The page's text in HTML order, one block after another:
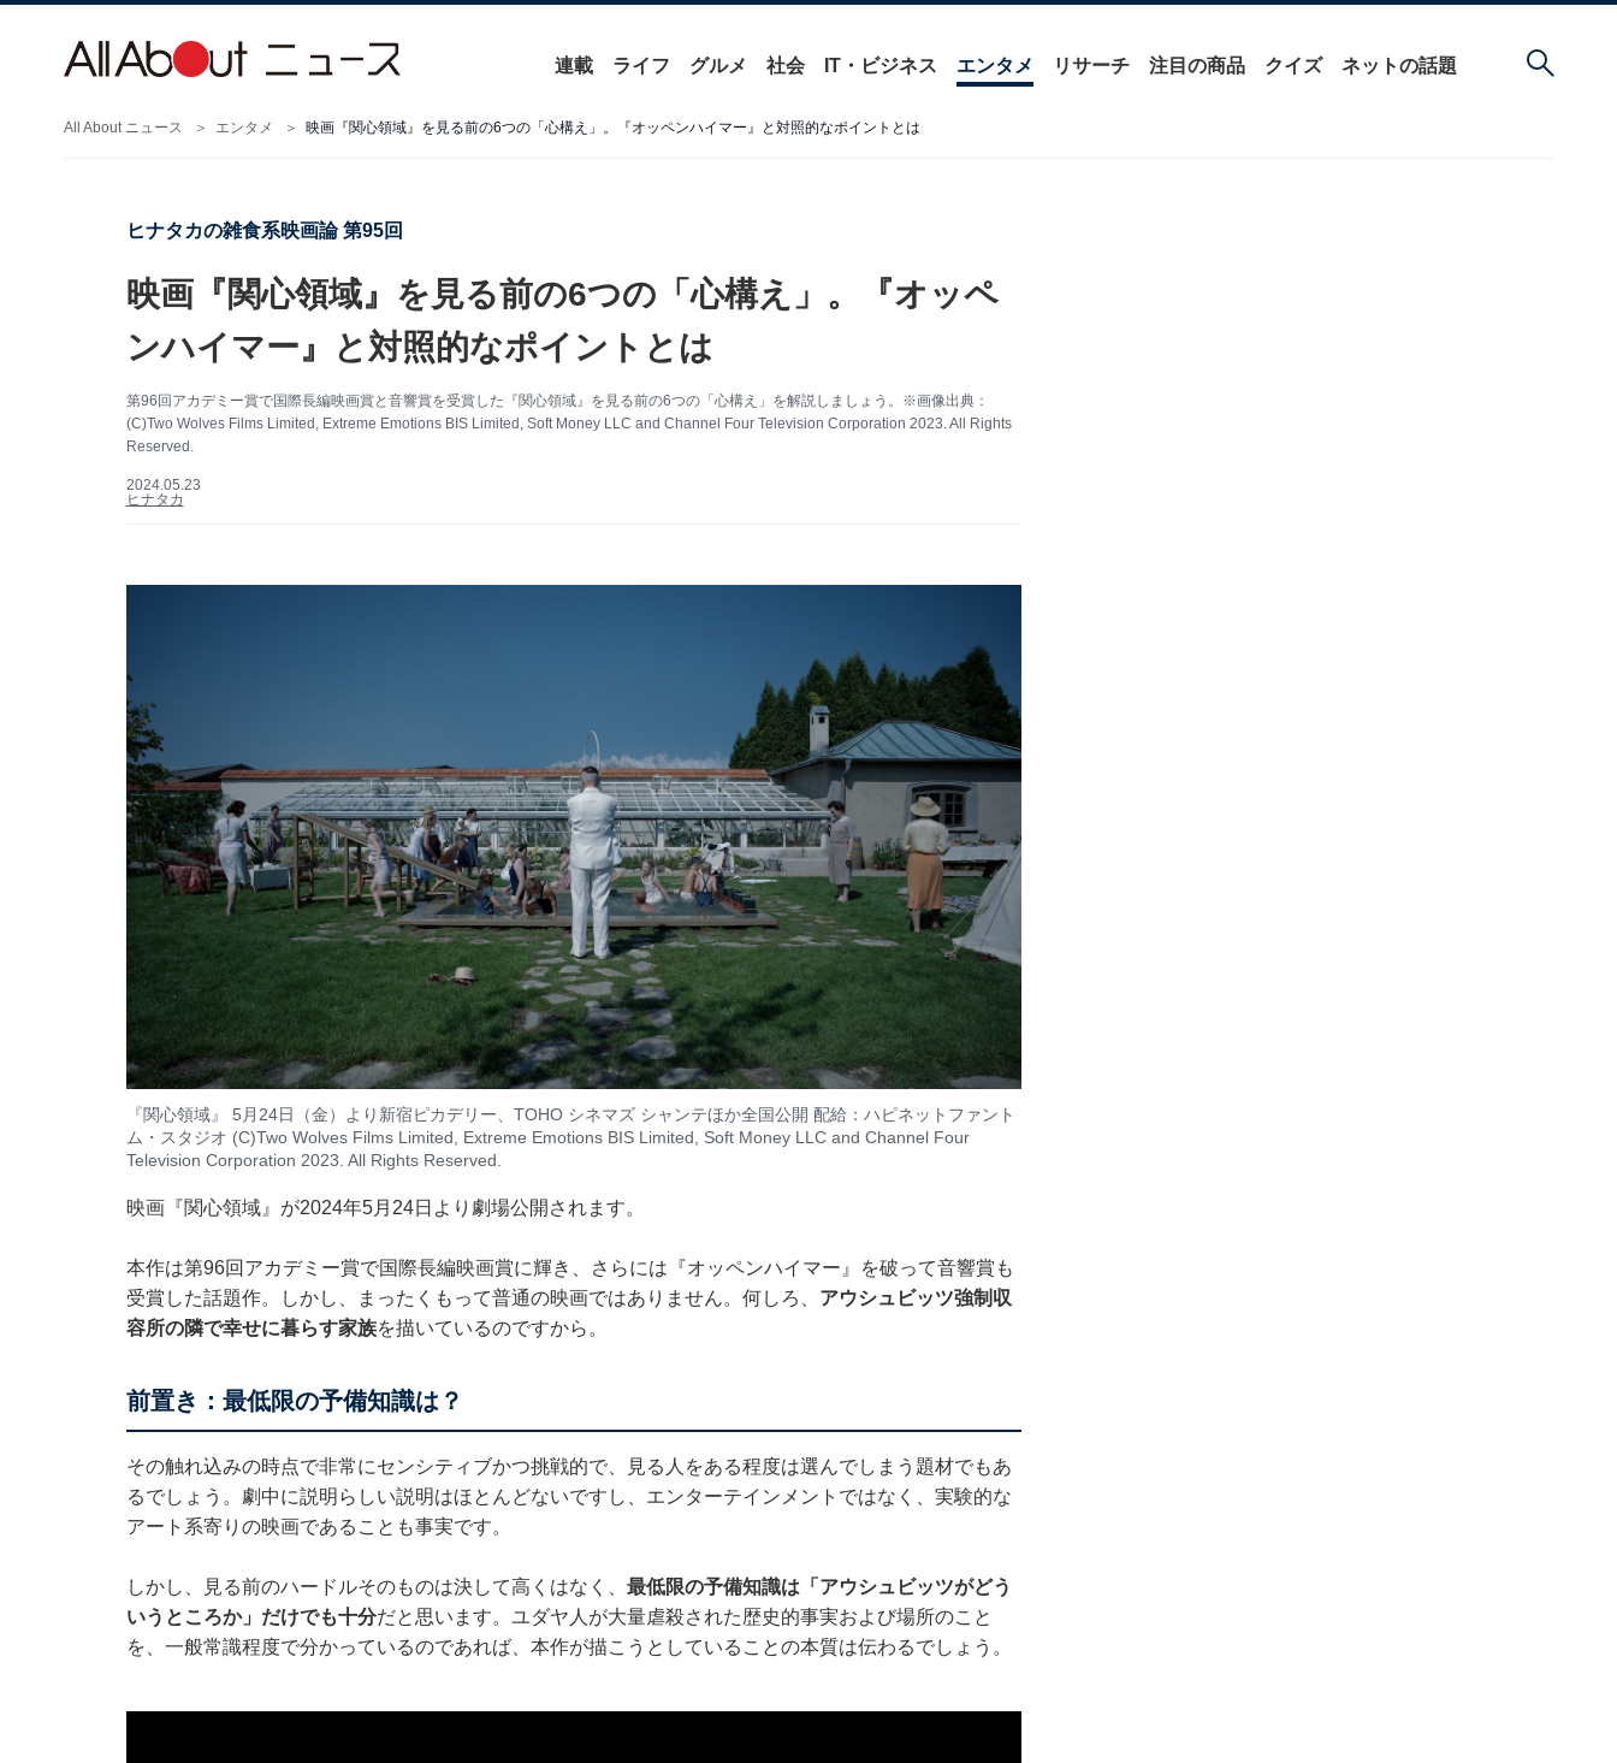
連載 ライフ グルメ 社会 IT・ビジネス エンタメ リサーチ 注目の商品 クイズ ネットの話題
All About ニュース エンタメ 映画『関心領域』を見る前の6つの「心構え」。『オッペンハイマー』と対照的なポイントとは
ヒナタカの雑食系映画論 第95回
映画『関心領域』を見る前の6つの「心構え」。『オッペ
ンハイマー』と対照的なポイントとは
第96回アカデミー賞で国際長編映画賞と音響賞を受賞した『関心領域』を見る前の6つの「心構え」を解説しましょう。※画像出典：
(C)Two Wolves Films Limited, Extreme Emotions BIS Limited, Soft Money LLC and Channel Four Television Corporation 2023. All Rights
Reserved.
2024.05.23
ヒナタカ
『関心領域』 5月24日（金）より新宿ピカデリー、TOHO シネマズ シャンテほか全国公開 配給：ハピネットファント
ム・スタジオ (C)Two Wolves Films Limited, Extreme Emotions BIS Limited, Soft Money LLC and Channel Four
Television Corporation 2023. All Rights Reserved.
映画『関心領域』が2024年5月24日より劇場公開されます。
本作は第96回アカデミー賞で国際長編映画賞に輝き、さらには 『オッペンハイマー』
を破って音響賞も
受賞した話題作。しかし、まったくもって普通の映画ではありません。何しろ、 アウシュビッツ強制収
容所の隣で幸せに暮らす家族を描いているのですから。
前置き：最低限の予備知識は？
その触れ込みの時点で非常にセンシティブかつ挑戦的で、見る人をある程度は選んでしまう題材でもあ
るでしょう。劇中に説明らしい説明はほとんどないですし、エンターテインメントではなく、実験的な
アート系寄りの映画であることも事実です。
しかし、見る前のハードルそのものは決して高くはなく、 最低限の予備知識は「アウシュビッツがどう
いうところか」だけでも十分だと思います。ユダヤ人が大量虐殺された歴史的事実および場所のこと
を、一般常識程度で分かっているのであれば、本作が描こうとしていることの本質は伝わるでしょう。